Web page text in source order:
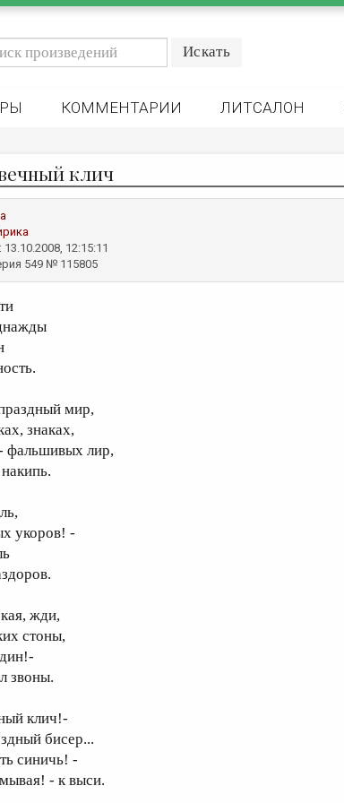
КОММЕНТАРИИ ЛИТСАЛОН
клич
12:15:11
549 № 115805
мир,
знаках,
фальшивых лир,
укоров! -
жди,
стоны,
звоны.
клич!-
бисер...
синичь! -
- к выси.